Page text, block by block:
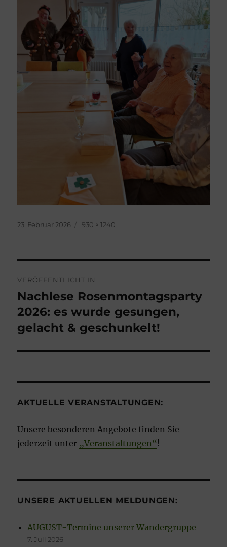
Veröffentlicht
23. Februar 2026 Originalgröße
930 × 1240
VERÖFFENTLICHT IN
Nachlese Rosenmontagsparty
2026: es wurde gesungen,
gelacht & geschunkelt!
AKTUELLE VERANSTALTUNGEN:
Unsere besonderen Angebote finden Sie
jederzeit unter „Veranstaltungen“ !
UNSERE AKTUELLEN MELDUNGEN:
AUGUST-Termine unserer Wandergruppe
7. Juli 2026